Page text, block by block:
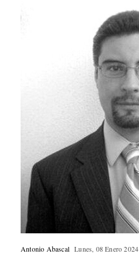
Antonio Abascal Lunes, 08 Enero 2024